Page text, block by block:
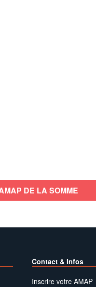
DE LA SOMME
Contact & Infos
Inscrire votre AMAP